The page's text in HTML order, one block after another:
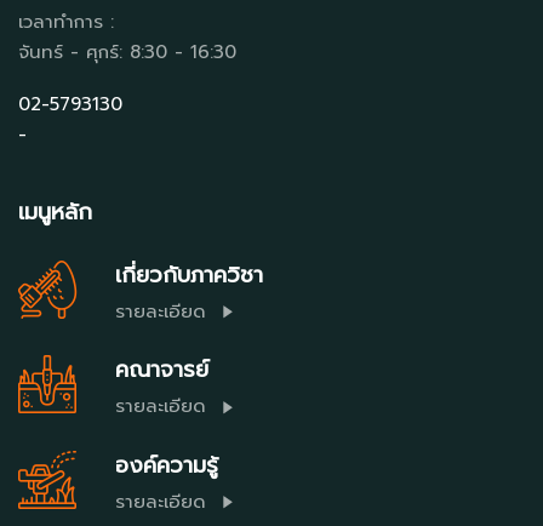
เวลาทำการ :
จันทร์ - ศุกร์: 8:30 - 16:30
02-5793130
-
เมนูหลัก
เกี่ยวกับภาควิชา
รายละเอียด
คณาจารย์
รายละเอียด
องค์ความรู้
รายละเอียด